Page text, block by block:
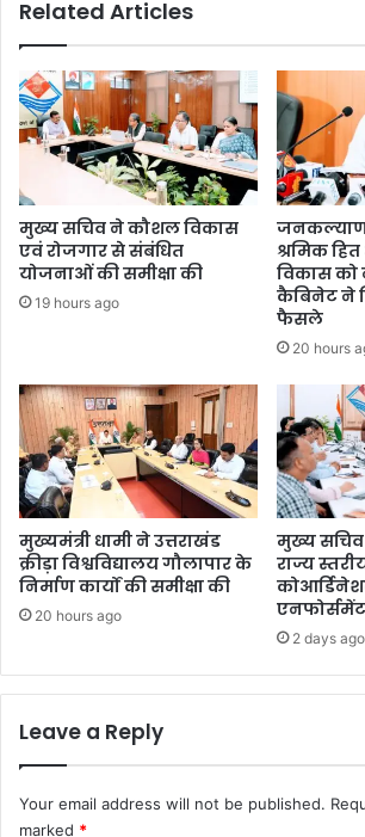
Related Articles
मुख्य सचिव ने कौशल विकास
एवं रोजगार से संबंधित
योजनाओं की समीक्षा की
19 hours ago
जनकल्याण,
श्रमिक
विकास को
कैबिनेट ने
फैसले
20 hours
मुख्यमंत्री धामी ने उत्तराखंड
क्रीड़ा विश्वविद्यालय गौलापार के
निर्माण कार्यों की समीक्षा की
20 hours ago
मुख्य सचिव
राज्य
2 days ago
Leave a Reply
Your email address will not be published.
marked *